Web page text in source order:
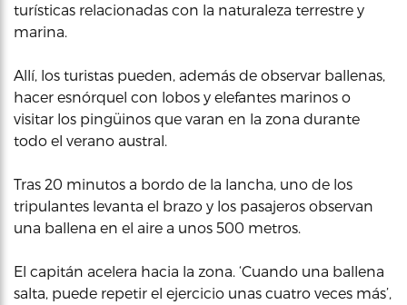
turísticas relacionadas con la naturaleza terrestre y
marina.
Allí, los turistas pueden, además de observar ballenas,
hacer esnórquel con lobos y elefantes marinos o
visitar los pingüinos que varan en la zona durante
todo el verano austral.
Tras 20 minutos a bordo de la lancha, uno de los
tripulantes levanta el brazo y los pasajeros observan
una ballena en el aire a unos 500 metros.
El capitán acelera hacia la zona. ‘Cuando una ballena
salta, puede repetir el ejercicio unas cuatro veces más’,